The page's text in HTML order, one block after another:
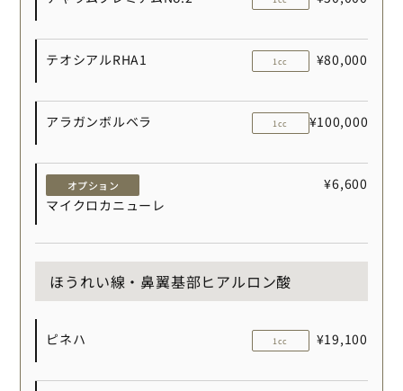
テオシアルRHA1 1cc ¥80,000
アラガンボルベラ 1cc ¥100,000
オプション
マイクロカニューレ
¥6,600
ほうれい線・鼻翼基部ヒアルロン酸
ピネハ 1cc ¥19,100